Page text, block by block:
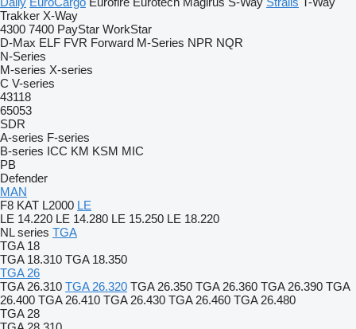
Trakker X-Way
4300 7400 PayStar WorkStar
D-Max ELF FVR Forward M-Series NPR NQR
N-Series
M-series X-series
C V-series
43118
65053
SDR
A-series F-series
B-series ICC KM KSM MIC
PB
Defender
MAN
F8 KAT L2000 LE
LE 14.220 LE 14.280 LE 15.250 LE 18.220
NL series TGA
TGA 18
TGA 18.310 TGA 18.350
TGA 26
TGA 26.310 TGA 26.320 TGA 26.350 TGA 26.360 TGA 26.390 TGA
26.400 TGA 26.410 TGA 26.430 TGA 26.460 TGA 26.480
TGA 28